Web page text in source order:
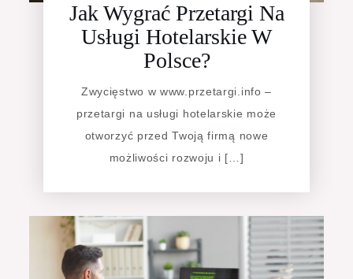
Jak Wygrać Przetargi Na
Usługi Hotelarskie W
Polsce?
Zwycięstwo w www.przetargi.info –
przetargi na usługi hotelarskie może
otworzyć przed Twoją firmą nowe
możliwości rozwoju i […]